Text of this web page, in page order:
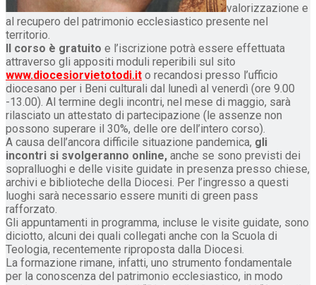
valorizzazione e
al recupero del patrimonio ecclesiastico presente nel
territorio.
Il corso è gratuito e l’iscrizione potrà essere effettuata
attraverso gli appositi moduli reperibili sul sito
www.diocesiorvietotodi.it o recandosi presso l’ufficio
diocesano per i Beni culturali dal lunedì al venerdì (ore 9.00
-13.00). Al termine degli incontri, nel mese di maggio, sarà
rilasciato un attestato di partecipazione (le assenze non
possono superare il 30%, delle ore dell’intero corso).
A causa dell’ancora difficile situazione pandemica, gli
incontri si svolgeranno online, anche se sono previsti dei
sopralluoghi e delle visite guidate in presenza presso chiese,
archivi e biblioteche della Diocesi. Per l’ingresso a questi
luoghi sarà necessario essere muniti di green pass
rafforzato.
Gli appuntamenti in programma, incluse le visite guidate, sono
diciotto, alcuni dei quali collegati anche con la Scuola di
Teologia, recentemente riproposta dalla Diocesi.
La formazione rimane, infatti, uno strumento fondamentale
per la conoscenza del patrimonio ecclesiastico, in modo